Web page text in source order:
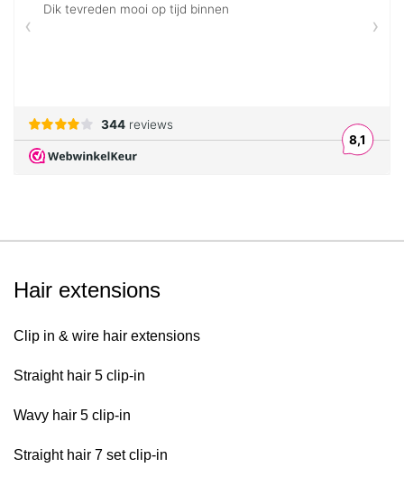
Hair extensions
Clip in & wire hair extensions
Straight hair 5 clip-in
Wavy hair 5 clip-in
Straight hair 7 set clip-in